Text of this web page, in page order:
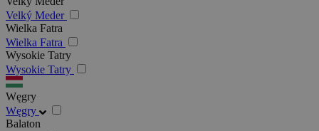
Velký Meder
Wielka Fatra
Wielka Fatra
Wysokie Tatry
Wysokie Tatry
Węgry
Węgry
Balaton